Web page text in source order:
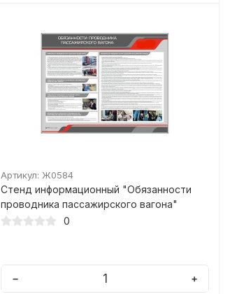
Артикул: Ж0584
Стенд информационный "Обязанности
проводника пассажирского вагона"
0
− +